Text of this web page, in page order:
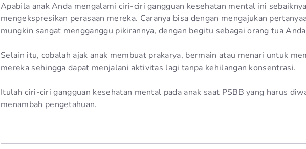
Apabila anak Anda mengalami ciri-ciri gangguan kesehatan mental ini
mengekspresikan perasaan mereka. Caranya bisa dengan mengajukan
mungkin sangat mengganggu pikirannya, dengan begitu sebagai orang tua
Selain itu, cobalah ajak anak membuat prakarya, bermain atau menari untuk
mereka sehingga dapat menjalani aktivitas lagi tanpa kehilangan konsentrasi.
Itulah ciri-ciri gangguan kesehatan mental pada anak saat PSBB yang harus
menambah pengetahuan.